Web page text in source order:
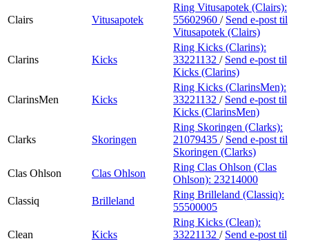
Clairs Vitusapotek
Ring Vitusapotek (Clairs):
55602960 / Send e-post til
Vitusapotek (Clairs)
Clarins Kicks
Ring Kicks (Clarins):
33221132 / Send e-post til
Kicks (Clarins)
ClarinsMen Kicks
Ring Kicks (ClarinsMen):
33221132 / Send e-post til
Kicks (ClarinsMen)
Clarks Skoringen
Ring Skoringen (Clarks):
21079435 / Send e-post til
Skoringen (Clarks)
Clas Ohlson
Clas Ohlson
Ring Clas Ohlson (Clas
Ohlson): 23214000
Classiq
Brilleland
Ring Brilleland (Classiq):
55500005
Clean Kicks
Ring Kicks (Clean):
33221132 / Send e-post til